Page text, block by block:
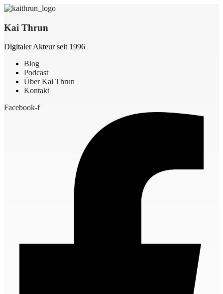
Kai Thrun
Digitaler Akteur seit 1996
Blog
Podcast
Über Kai Thrun
Kontakt
Facebook-f